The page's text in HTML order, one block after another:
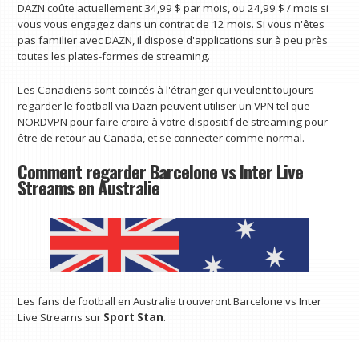
DAZN coûte actuellement 34,99 $ par mois, ou 24,99 $ / mois si
vous vous engagez dans un contrat de 12 mois. Si vous n'êtes
pas familier avec DAZN, il dispose d'applications sur à peu près
toutes les plates-formes de streaming.
Les Canadiens sont coincés à l'étranger qui veulent toujours
regarder le football via Dazn peuvent utiliser un VPN tel que
NORDVPN pour faire croire à votre dispositif de streaming pour
être de retour au Canada, et se connecter comme normal.
Comment regarder Barcelone vs Inter Live
Streams en Australie
Les fans de football en Australie trouveront Barcelone vs Inter
Live Streams sur Sport Stan.